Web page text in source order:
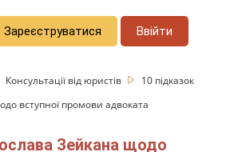
Зареєструватися Ввійти
Консультації від юристів
10 підказок
вступної промови адвоката
Зейкана щодо